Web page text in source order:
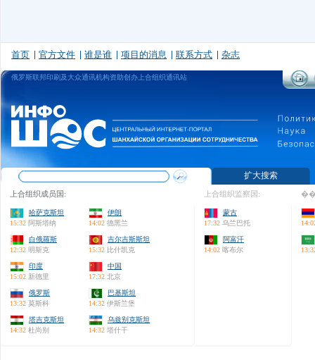
首页 官方文件 谁是谁 项目的消息 联系方式 杂志
俄罗斯联邦印刷及大众通讯机构资助创办上合组织通讯站
扩大搜索
上合组织成员国:
哈萨克斯坦
15:32 阿斯塔纳
伊朗
14:02 德黑兰
白俄羅斯
12:32 明斯克
吉尔吉斯斯坦
15:32 比什凯克
印度
15:02 新德里
中国
17:32 北京
俄罗斯
13:32 莫斯科
巴基斯坦
14:32 伊斯兰堡
塔吉克斯坦
14:32 杜尚别
乌兹别克斯坦
14:32 塔什干
上合组织监察国:
蒙古
17:32 乌兰巴托
阿富汗
14:02 喀布尔